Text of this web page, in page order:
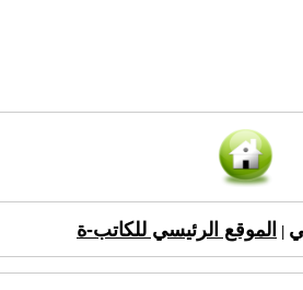
الموقع الرئيسي للكاتب-ة